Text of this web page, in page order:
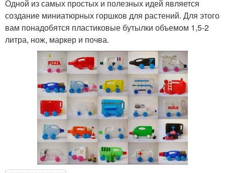
Одной из самых простых и полезных идей является
создание миниатюрных горшков для растений. Для этого
вам понадобятся пластиковые бутылки объемом 1,5-2
литра, нож, маркер и почва.